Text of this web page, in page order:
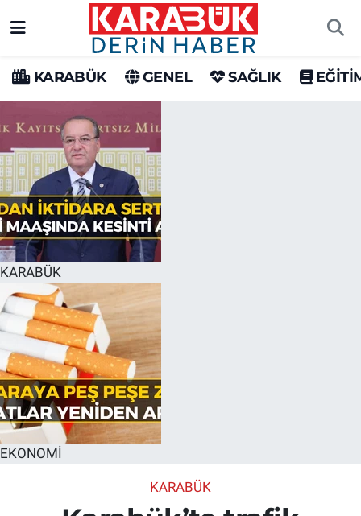
KARABÜK GENEL SAĞLIK
KARABÜK
EKONOMİ
KARABÜK
Karabük Hava Durumu
Karabük Trafik Yoğunluk Haritası
Süper Lig Puan Durumu ve Fikstür
Tüm Manşetler
Son Dakika Haberleri
Haber Arşivi